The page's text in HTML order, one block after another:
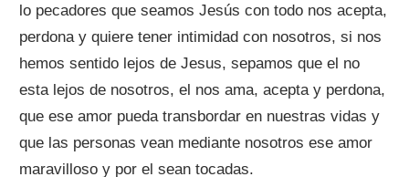
lo pecadores que seamos Jesús con todo nos acepta,
perdona y quiere tener intimidad con nosotros, si nos
hemos sentido lejos de Jesus, sepamos que el no
esta lejos de nosotros, el nos ama, acepta y perdona,
que ese amor pueda transbordar en nuestras vidas y
que las personas vean mediante nosotros ese amor
maravilloso y por el sean tocadas.